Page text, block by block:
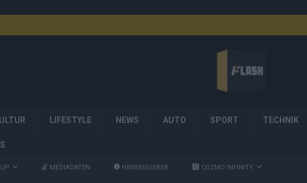
LIFESTYLE NEWS AUTO SPORT TECHNIK
MEDIADATEN HINWEISGEBER COZMO INFINITY